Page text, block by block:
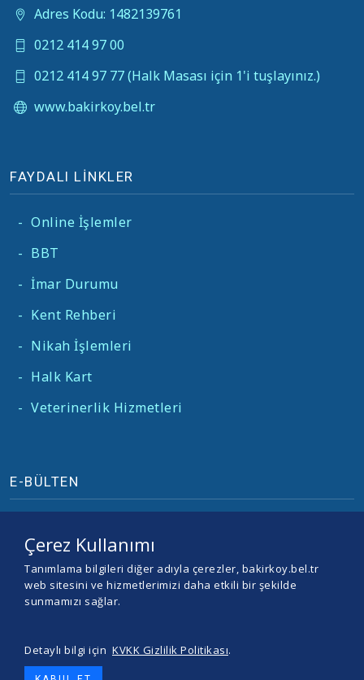
Adres Kodu: 1482139761
0212 414 97 00
0212 414 97 77 (Halk Masası için 1'i tuşlayınız.)
www.bakirkoy.bel.tr
FAYDALI LİNKLER
- Online İşlemler
- BBT
- İmar Durumu
- Kent Rehberi
- Nikah İşlemleri
- Halk Kart
- Veterinerlik Hizmetleri
E-BÜLTEN
© 2026 BAKIRKÖY BELEDİYESİ -
Çerez Kullanımı
Tanımlama bilgileri diğer adıyla çerezler, bakirkoy.bel.tr
web sitesini ve hizmetlerimizi daha etkili bir şekilde
sunmamızı sağlar.
Detaylı bilgi için KVKK Gizlilik Politikası.